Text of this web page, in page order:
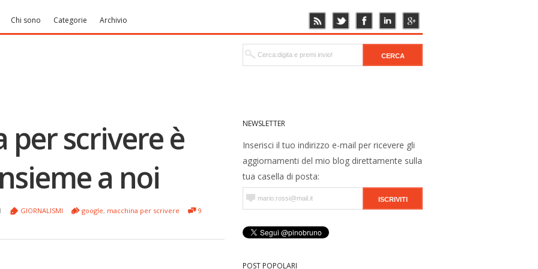
Chi sono Categorie Archivio
NEWSLETTER
Inserisci il tuo indirizzo e-mail per ricevere gli
aggiornamenti del mio blog direttamente sulla
tua casella di posta:
POST POPOLARI
per scrivere è
a noi
GIORNALISMI google, macchina per scrivere 9